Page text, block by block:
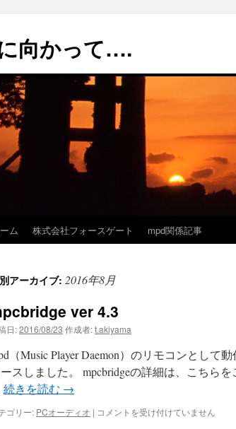
向かって….
ム 株式会社フォースゲート mpd関係記事
アーカイブ: 2016年8月
ver 4.3
日:2016/08/23 作成者:t.akiyama
（Music Player Daemon）のリモコンとして
ースしました。 mpcbridgeの詳細は、こちら
続きを読む →
ゴリー: PCオーディオ | mpcbridge
コメントを受け付けていません